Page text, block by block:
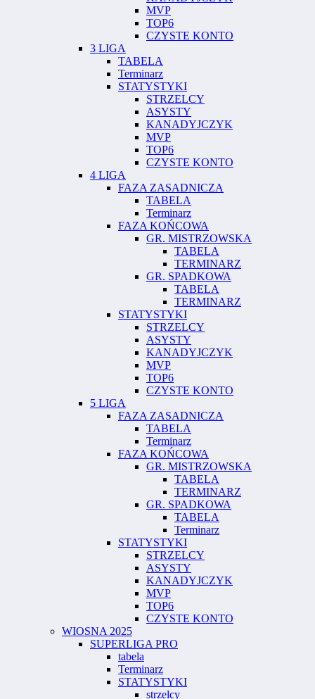
MVP
TOP6
CZYSTE KONTO
3 LIGA
TABELA
Terminarz
STATYSTYKI
STRZELCY
ASYSTY
KANADYJCZYK
MVP
TOP6
CZYSTE KONTO
4 LIGA
FAZA ZASADNICZA
TABELA
Terminarz
FAZA KOŃCOWA
GR. MISTRZOWSKA
TABELA
TERMINARZ
GR. SPADKOWA
TABELA
TERMINARZ
STATYSTYKI
STRZELCY
ASYSTY
KANADYJCZYK
MVP
TOP6
CZYSTE KONTO
5 LIGA
FAZA ZASADNICZA
TABELA
Terminarz
FAZA KOŃCOWA
GR. MISTRZOWSKA
TABELA
TERMINARZ
GR. SPADKOWA
TABELA
Terminarz
STATYSTYKI
STRZELCY
ASYSTY
KANADYJCZYK
MVP
TOP6
CZYSTE KONTO
WIOSNA 2025
SUPERLIGA PRO
tabela
Terminarz
STATYSTYKI
strzelcy